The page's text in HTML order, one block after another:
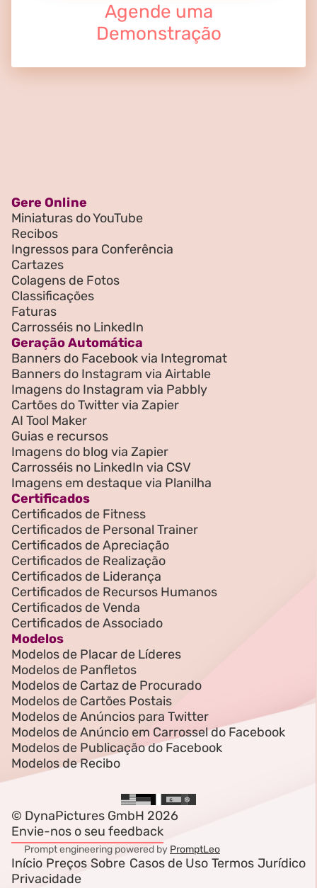
Agende uma
Demonstração
Gere Online
Miniaturas do YouTube
Recibos
Ingressos para Conferência
Cartazes
Colagens de Fotos
Classificações
Faturas
Carrosséis no LinkedIn
Geração Automática
Banners do Facebook via Integromat
Banners do Instagram via Airtable
Imagens do Instagram via Pabbly
Cartões do Twitter via Zapier
AI Tool Maker
Guias e recursos
Imagens do blog via Zapier
Carrosséis no LinkedIn via CSV
Imagens em destaque via Planilha
Certificados
Certificados de Fitness
Certificados de Personal Trainer
Certificados de Apreciação
Certificados de Realização
Certificados de Liderança
Certificados de Recursos Humanos
Certificados de Venda
Certificados de Associado
Modelos
Modelos de Placar de Líderes
Modelos de Panfletos
Modelos de Cartaz de Procurado
Modelos de Cartões Postais
Modelos de Anúncios para Twitter
Modelos de Anúncio em Carrossel do Facebook
Modelos de Publicação do Facebook
Modelos de Recibo
© DynaPictures GmbH 2026
Envie-nos o seu feedback
Prompt engineering powered by PromptLeo
Início Preços Sobre Casos de Uso Termos Jurídico
Privacidade